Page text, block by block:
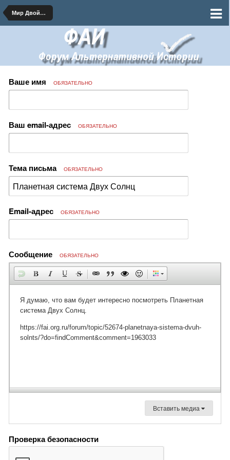
Мир Двойного Солнца
Ваше имя ОБЯЗАТЕЛЬНО
Ваш email-адрес ОБЯЗАТЕЛЬНО
Тема письма ОБЯЗАТЕЛЬНО
Email-адрес ОБЯЗАТЕЛЬНО
Сообщение ОБЯЗАТЕЛЬНО
Вставить медиа
Проверка безопасности